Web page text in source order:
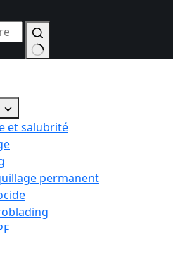
et salubrité
permanent